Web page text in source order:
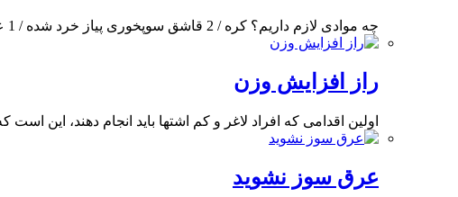
چه موادی لازم داریم؟ کره / 2 قاشق سوپخوری پیاز خرد شده / 1 عدد کالباس
راز افزایش وزن
اولین اقدامی که افراد لاغر و کم اشتها باید انجام دهند، این است
عرق سوز نشوید